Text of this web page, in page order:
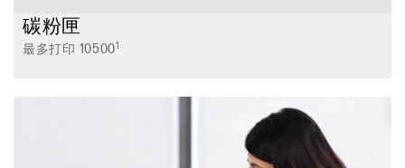
碳粉匣
最多打印 105001